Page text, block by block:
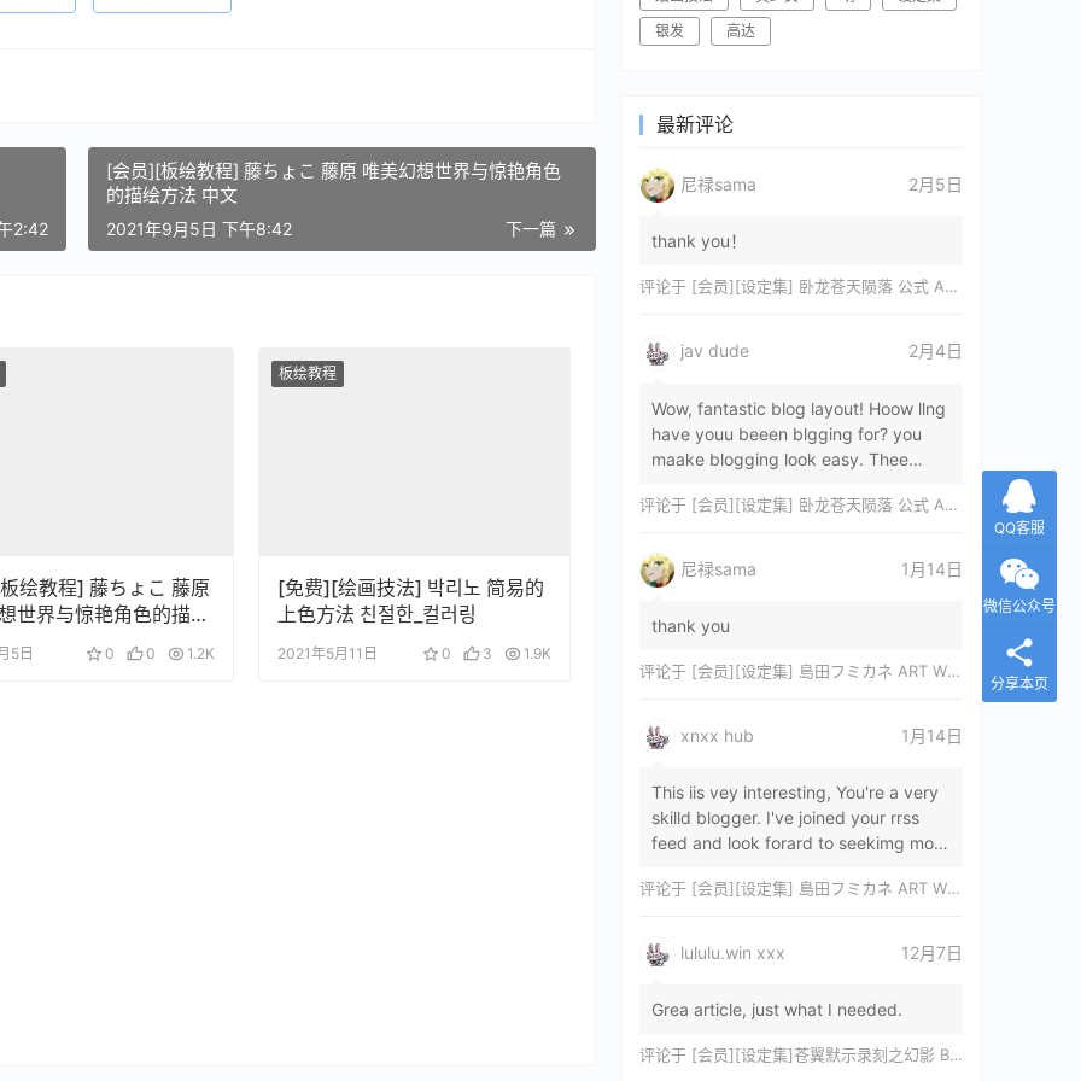
2:42
[会员][板绘教程] 藤ちょこ 藤原 唯美幻想世界与惊艳角色
的描绘方法 中文
下一篇
2021年9月5日 下午8:42
绘教程] 藤ちょこ 藤原
世界与惊艳角色的描绘
5日 0 0 1.2K
板绘教程
[免费][绘画技法] 박리노 简易的
上色方法 친절한_컬러링
2021年5月11日 0 3 1.9K
银发
高达
最新评论
尼禄sama 2月5日
thank you！
评论于 [会员][设定集] 卧龙苍天陨落 公式 ARTWORKS[DL]
jav dude 2月4日
Wow, fantastic blog layout! Hoow llng
have youu beeen blgging for? you
maake blogging look easy. Thee
magnificent, let…
评论于 [会员][设定集] 卧龙苍天陨落 公式 ARTWORKS[DL]
尼禄sama 1月14日
thank you
评论于 [会员][设定集] 島田フミカネ ART WORKS EXTRA Luminous Witches[DL]
xnxx hub 1月14日
This iis vey interesting, You're a very
skilld blogger. I've joined your rrss
feed and look forard to seekimg mor
评论于 [会员][设定集] 島田フミカネ ART WORKS EXTRA Luminous Witches[DL]
lululu.win xxx 12月7日
Grea article, just what I needed.
评论于 [会员][设定集]苍翼默示录刻之幻影 BLAZBLUE CHRONOPHANTASMA 公式設定資料集II
QQ客服
微信公众号
分享本页